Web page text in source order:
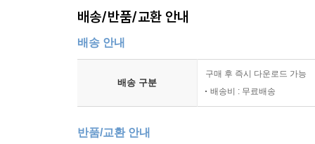
배송/반품/교환 안내
배송 안내
배송 구분
구매 후 즉시 다운로드 가능
배송비 : 무료배송
반품/교환 안내